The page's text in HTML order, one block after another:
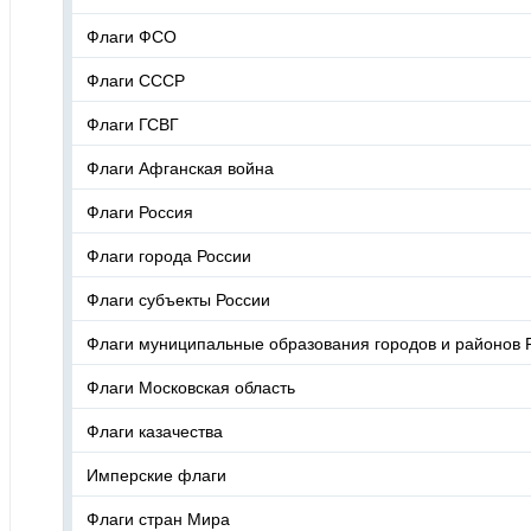
Флаги ФСО
Флаги СССР
Флаги ГСВГ
Флаги Афганская война
Флаги Россия
Флаги города России
Флаги субъекты России
Флаги муниципальные образования городов и районов
Флаги Московская область
Флаги казачества
Имперские флаги
Флаги стран Мира